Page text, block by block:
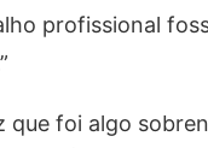
profissional
foi algo